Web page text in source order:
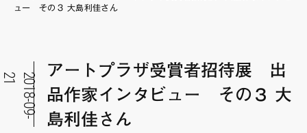
アーティスト
店舗からのお知らせ
公式通販
ュー その３ 大島利佳さん
2
0
1
8
-
0
9
-
2
1
アートプラザ受賞者招待展 出
品作家インタビュー その３ 大
島利佳さん